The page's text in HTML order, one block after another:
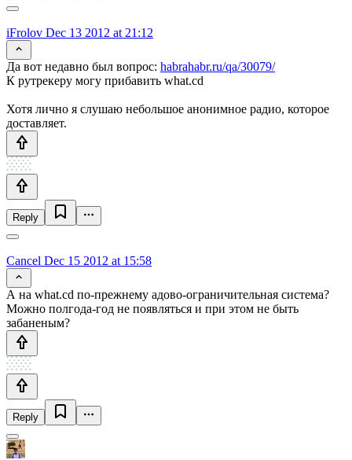
iFrolov Dec 13 2012 at 21:12
Да вот недавно был вопрос: habrahabr.ru/qa/30079/
К рутрекеру могу прибавить what.cd
Хотя лично я слушаю небольшое анонимное радио, которое
доставляет.
Reply
Cancel Dec 15 2012 at 15:58
А на what.cd по-прежнему адово-ограничительная система?
Можно полгода-год не появляться и при этом не быть
забаненым?
Reply